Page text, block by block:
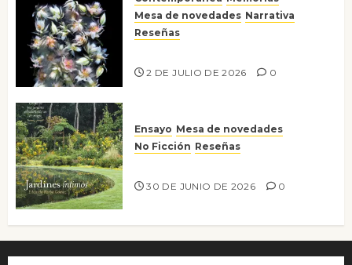
Mesa de novedades Narrativa
Reseñas
2 DE JULIO DE 2026 0
Ensayo Mesa de novedades
No Ficción Reseñas
30 DE JUNIO DE 2026 0